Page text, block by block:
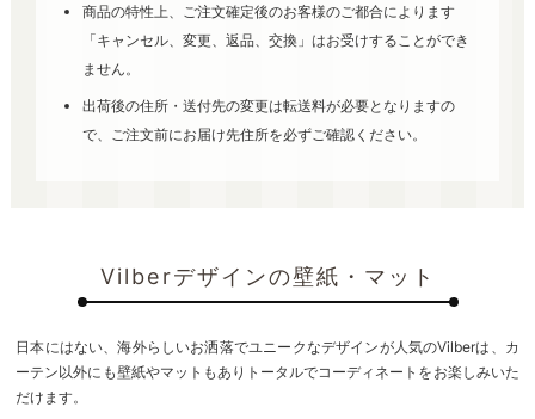
商品の特性上、ご注文確定後のお客様のご都合によります
「キャンセル、変更、返品、交換」はお受けすることができ
ません。
出荷後の住所・送付先の変更は転送料が必要となりますの
で、ご注文前にお届け先住所を必ずご確認ください。
Vilberデザインの壁紙・マット
日本にはない、海外らしいお洒落でユニークなデザインが人気のVilberは、カ
ーテン以外にも壁紙やマットもありトータルでコーディネートをお楽しみいた
だけます。